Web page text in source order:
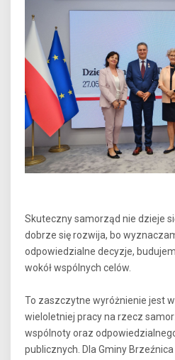
Skuteczny samorząd nie dzieje
dobrze się rozwija, bo
odpowiedzialne decyzje,
wokół wspólnych celów.
To zaszczytne wyróżnienie jest
wieloletniej pracy na rzecz
wspólnoty oraz
publicznych. Dla Gminy